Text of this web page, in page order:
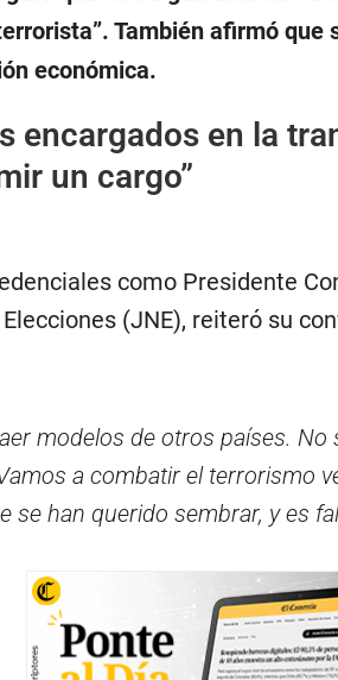
También afirmó
económica.
encargados en la
un cargo”
como Presidente
(JNE), reiteró su
modelos de otros países.
a combatir el terrorismo
se han querido sembrar, y es